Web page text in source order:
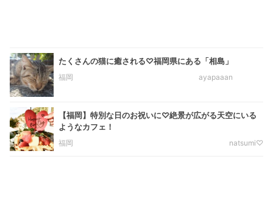
たくさんの猫に癒される♡福岡県にある「相島」
福岡 ayapaaan
【福岡】特別な日のお祝いに♡絶景が広がる天空にいる
ようなカフェ！
福岡 natsumi♡